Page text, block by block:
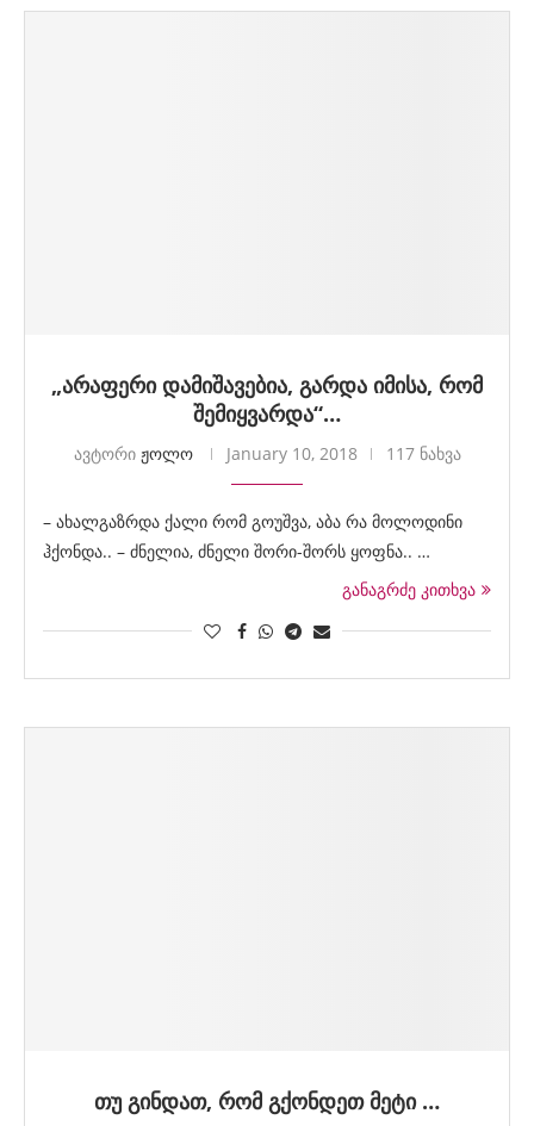
„არაფერი დამიშავებია, გარდა იმისა, რომ
შემიყვარდა“…
ავტორი ჟოლო January 10, 2018 117 ნახვა
– ახალგაზრდა ქალი რომ გოუშვა, აბა რა მოლოდინი
ჰქონდა.. – ძნელია, ძნელი შორი-შორს ყოფნა.. …
განაგრძე კითხვა
თუ გინდათ, რომ გქონდეთ მეტი …